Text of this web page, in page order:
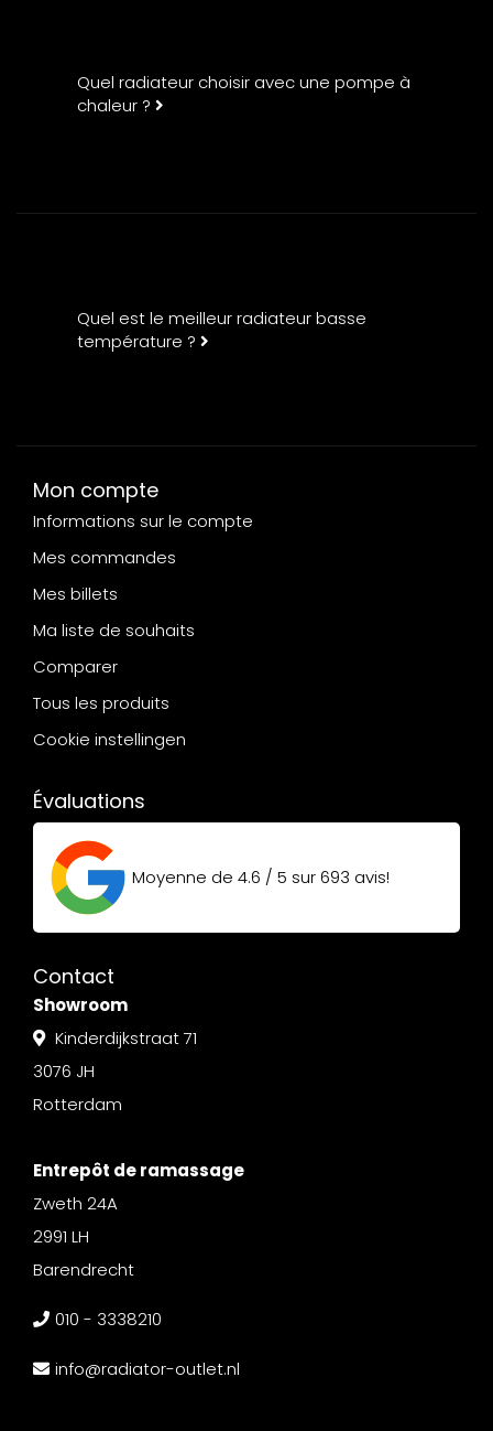
Quel radiateur choisir avec une pompe à
chaleur ?
Quel est le meilleur radiateur basse
température ?
Mon compte
Informations sur le compte
Mes commandes
Mes billets
Ma liste de souhaits
Comparer
Tous les produits
Cookie instellingen
Évaluations
Moyenne de 4.6 / 5 sur693 avis!
Contact
Showroom
Kinderdijkstraat 71
3076 JH
Rotterdam
Entrepôt de ramassage
Zweth 24A
2991 LH
Barendrecht
010 - 3338210
info@radiator-outlet.nl